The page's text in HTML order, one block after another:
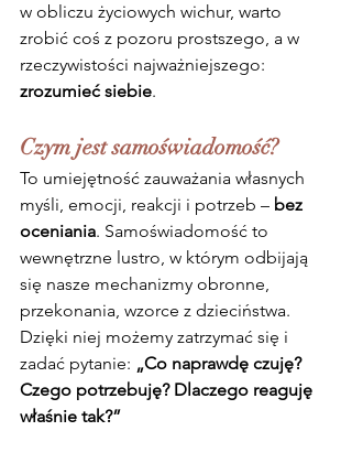
w obliczu życiowych wichur, warto
zrobić coś z pozoru prostszego, a w
rzeczywistości najważniejszego:
zrozumieć siebie.
Czym jest samoświadomość?
To umiejętność zauważania własnych
myśli, emocji, reakcji i potrzeb – bez
oceniania. Samoświadomość to
wewnętrzne lustro, w którym odbijają
się nasze mechanizmy obronne,
przekonania, wzorce z dzieciństwa.
Dzięki niej możemy zatrzymać się i
zadać pytanie: „Co naprawdę czuję?
Czego potrzebuję? Dlaczego reaguję
właśnie tak?”